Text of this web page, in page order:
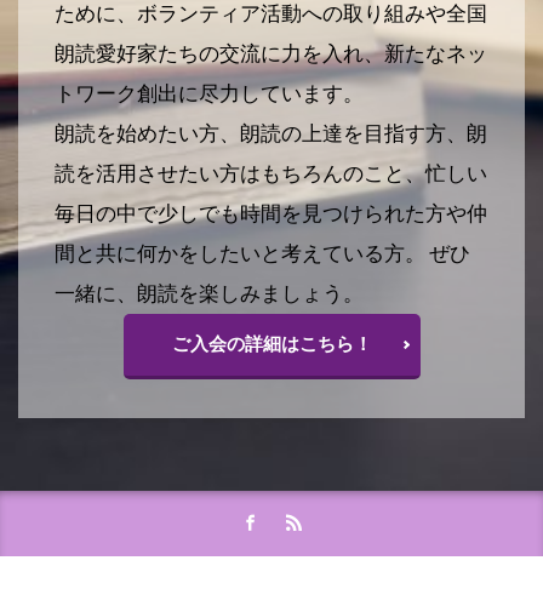
ために、ボランティア活動への取り組みや全国
朗読愛好家たちの交流に力を入れ、新たなネッ
トワーク創出に尽力しています。
朗読を始めたい方、朗読の上達を目指す方、朗
読を活用させたい方はもちろんのこと、忙しい
毎日の中で少しでも時間を見つけられた方や仲
間と共に何かをしたいと考えている方。 ぜひ
一緒に、朗読を楽しみましょう。
ご入会の詳細はこちら！